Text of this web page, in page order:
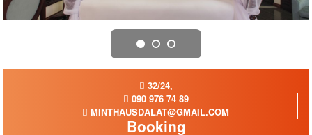
32/24,
090 976 74 89
MINTHAUSDALAT@GMAIL.COM
Booking